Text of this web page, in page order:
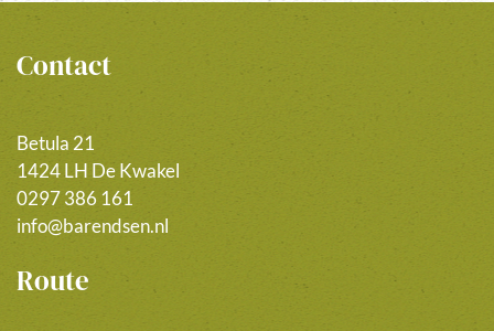
Contact
Betula 21
1424 LH De Kwakel
0297 386 161
info@barendsen.nl
Route